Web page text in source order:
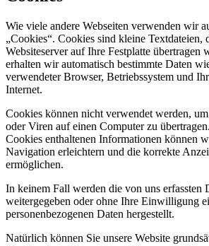
Wie viele andere Webseiten verwenden wir
„Cookies“. Cookies sind kleine Textdateien,
Websiteserver auf Ihre Festplatte übertragen
erhalten wir automatisch bestimmte Daten
verwendeter Browser, Betriebssystem und
Internet.
Cookies können nicht verwendet werden,
oder Viren auf einen Computer zu
Cookies enthaltenen Informationen können
Navigation erleichtern und die korrekte
ermöglichen.
In keinem Fall werden die von uns erfassten
weitergegeben oder ohne Ihre Einwilligung
personenbezogenen Daten hergestellt.
Natürlich können Sie unsere Website